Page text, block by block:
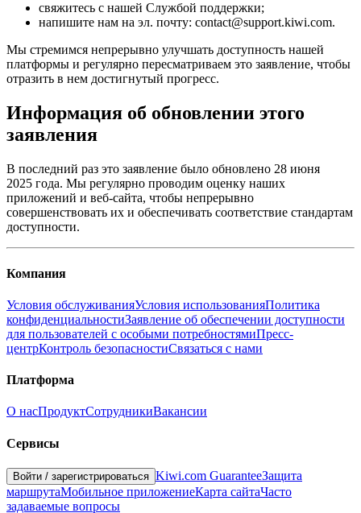
свяжитесь с нашей Службой поддержки;
напишите нам на эл. почту: contact@support.kiwi.com.
Мы стремимся непрерывно улучшать доступность нашей
платформы и регулярно пересматриваем это заявление, чтобы
отразить в нем достигнутый прогресс.
Информация об обновлении этого
заявления
В последний раз это заявление было обновлено 28 июня
2025 года. Мы регулярно проводим оценку наших
приложений и веб-сайта, чтобы непрерывно
совершенствовать их и обеспечивать соответствие стандартам
доступности.
Компания
Условия обслуживанияУсловия использованияПолитика
конфиденциальностиЗаявление об обеспечении доступности
для пользователей с особыми потребностямиПресс-
центрКонтроль безопасностиСвязаться с нами
Платформа
О насПродуктСотрудникиВакансии
Сервисы
Войти / зарегистрироваться Kiwi.com GuaranteeЗащита
маршрутаМобильное приложениеКарта сайтаЧасто
задаваемые вопросы